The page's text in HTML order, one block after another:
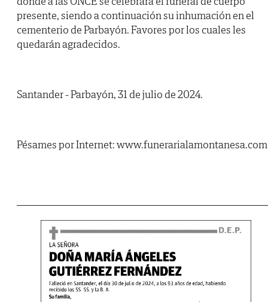
presente, siendo a continuación su inhumación en el
cementerio de Parbayón. Favores por los cuales les
quedarán agradecidos.
Santander - Parbayón, 31 de julio de 2024.
Pésames por Internet: www.funerarialamontanesa.com